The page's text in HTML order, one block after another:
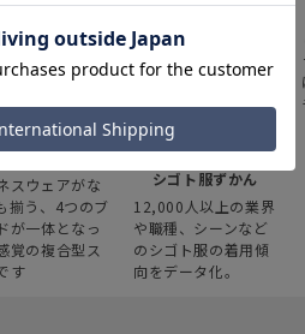
ツスクエア
スウェアがな
揃う、4つのブ
が一体となっ
覚の複合型ス
す
みんなの
シゴト服ずかん
12,000人以上の業界
や職種、シーンなど
のシゴト服の着用傾
向をデータ化。